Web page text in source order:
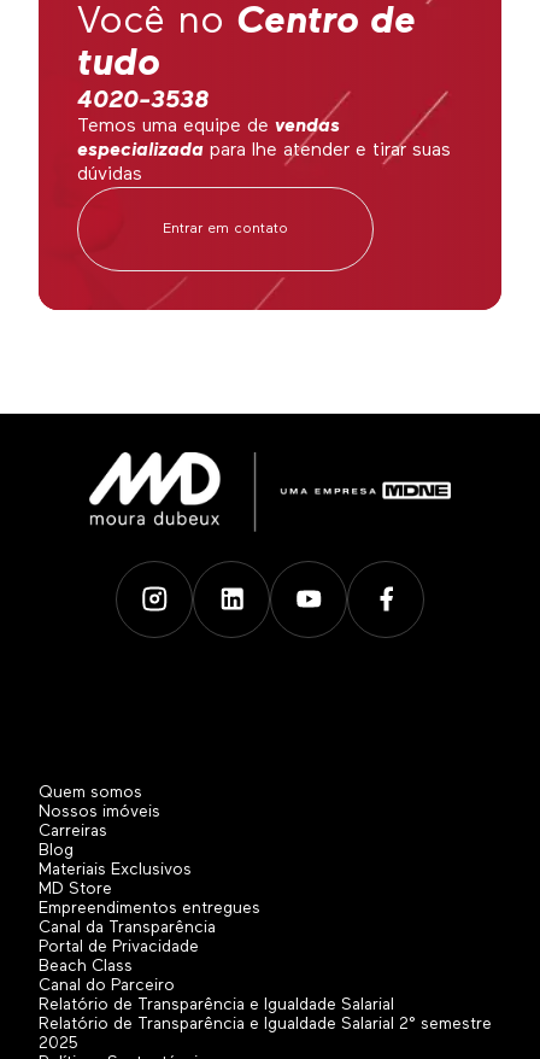
Você no Centro de
tudo
4020-3538
Temos uma equipe de vendas
especializada para lhe atender e tirar suas
dúvidas
Entrar em contato
Quem somos
Nossos imóveis
Carreiras
Blog
Materiais Exclusivos
MD Store
Empreendimentos entregues
Canal da Transparência
Portal de Privacidade
Beach Class
Canal do Parceiro
Relatório de Transparência e Igualdade Salarial
Relatório de Transparência e Igualdade Salarial 2° semestre
2025